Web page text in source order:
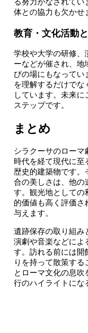
る努力がなされてい
体との協力も欠かせ
教育・文化活動
学校や大学の研修、
ーなどが催され、地
びの場にもなってい
を理解するだけでな
しています。未来
ステップです。
まとめ
シラクーサのローマ
時代を経て現代に至
歴史的建築物です。
合の美しさは、他の
す。観光地としての
的価値も高く評価さ
与えます。
遺跡保存の取り組み
演劇や音楽などによ
す。訪れる前には開
りを持って散策す
とローマ文化の息吹
行のハイライトにな